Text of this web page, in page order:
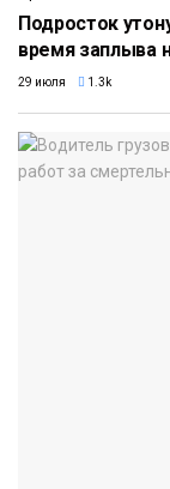
Подросток
время заплыва
29 июля 1.3k